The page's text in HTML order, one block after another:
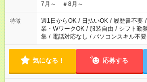
7月～ ＃8月～
特徴 週1日からOK / 日払いOK / 履歴書不要 /
業・WワークOK / 服装自由 / シフト勤
集 / 電話対応なし / パソコンスキル不要
気になる！ 応募する